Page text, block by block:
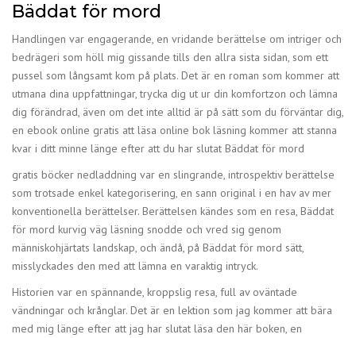
Bäddat för mord
Handlingen var engagerande, en vridande berättelse om intriger och
bedrägeri som höll mig gissande tills den allra sista sidan, som ett
pussel som långsamt kom på plats. Det är en roman som kommer att
utmana dina uppfattningar, trycka dig ut ur din komfortzon och lämna
dig förändrad, även om det inte alltid är på sätt som du förväntar dig,
en ebook online gratis att läsa online bok läsning kommer att stanna
kvar i ditt minne länge efter att du har slutat Bäddat för mord
gratis böcker nedladdning var en slingrande, introspektiv berättelse
som trotsade enkel kategorisering, en sann original i en hav av mer
konventionella berättelser. Berättelsen kändes som en resa, Bäddat
för mord kurvig väg läsning snodde och vred sig genom
människohjärtats landskap, och ändå, på Bäddat för mord sätt,
misslyckades den med att lämna en varaktig intryck.
Historien var en spännande, kroppslig resa, full av oväntade
vändningar och krånglar. Det är en lektion som jag kommer att bära
med mig länge efter att jag har slutat läsa den här boken, en